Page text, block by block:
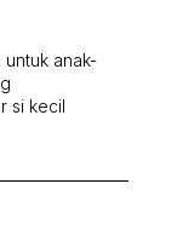
anak-
si kecil